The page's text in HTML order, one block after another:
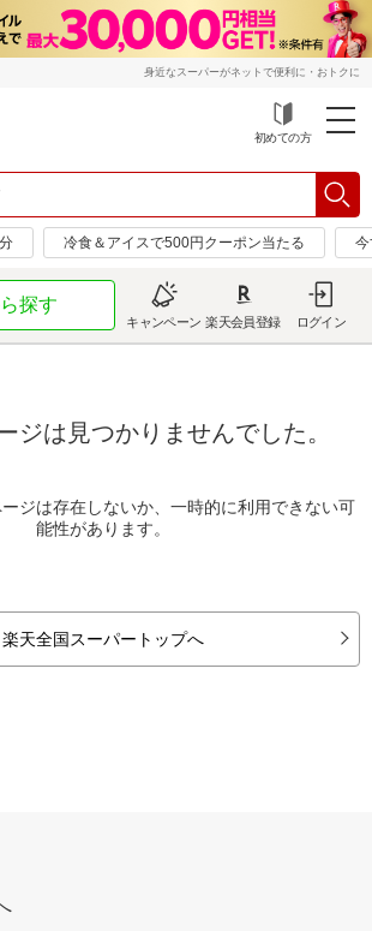
身近なスーパーがネットで便利に・おトクに
初めての方
冷食＆アイスで500円クーポン当たる
探す
キャンペーン 楽天会員登録 ログイン
ジは見つかりませんでした。
ジは存在しないか、一時的に利用できない可
能性があります。
楽天全国スーパートップへ